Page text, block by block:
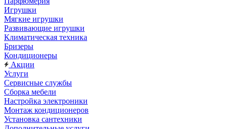
Игрушки
Мягкие игрушки
Развивающие игрушки
Климатическая техника
Бризеры
Кондиционеры
Акции
Услуги
Сервисные службы
Сборка мебели
Настройка электроники
Монтаж кондиционеров
Установка сантехники